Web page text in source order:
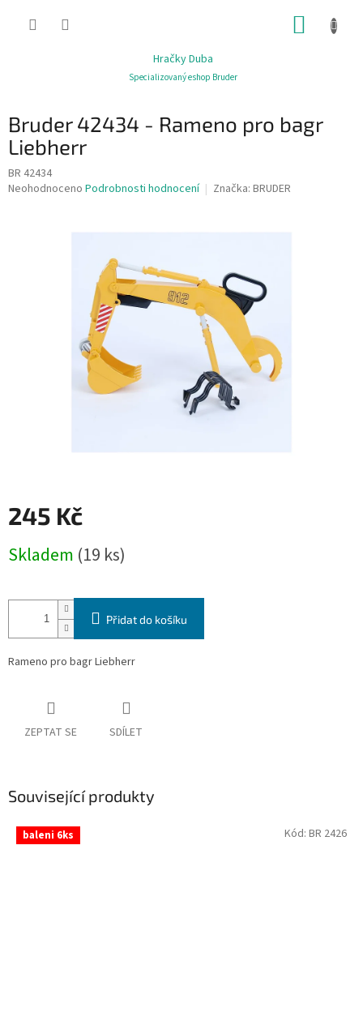
Hračky Duba
Specializovaný eshop Bruder
Bruder 42434 - Rameno pro bagr
Liebherr
BR 42434
Průměrné
Neohodnoceno Podrobnosti hodnocení Značka: BRUDER
245 Kč
cena:
Skladem (19 ks)
Přidat do košíku
Rameno pro bagr Liebherr
ZEPTAT SE SDÍLET
Související produkty
baleni 6ks Kód: BR 2426